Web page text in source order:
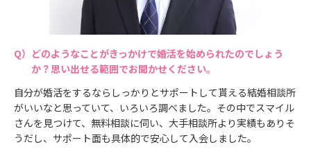
どのようなことがきっかけで婚活を始められたのでしょう
か？思い出せる範囲でお聞かせください。
自分が婚活をするならしっかりとサポートして貰える結婚相談所
がいいなと思っていて、いろいろ調べました。その中でスマイル
さんを見つけて、無料相談に伺い、大手相談所より実績もありそ
うだし、サポート面も具体的で安心して入会しました。